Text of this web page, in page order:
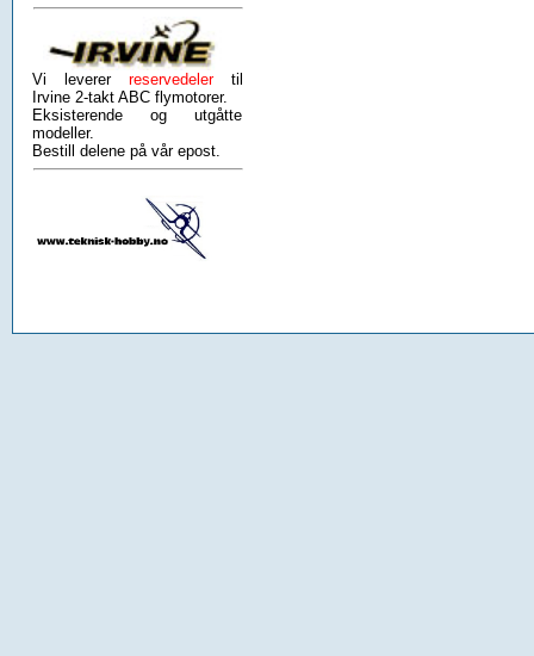
Vi leverer reservedelertil
Irvine 2-takt ABC flymotorer.
Eksisterende og utgåtte
modeller.
Bestill delene på vår epost.